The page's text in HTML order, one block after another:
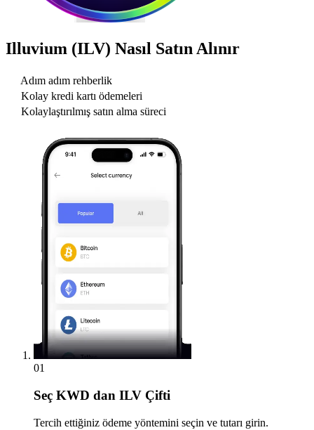
Illuvium (ILV) Nasıl Satın Alınır
Adım adım rehberlik
Kolay kredi kartı ödemeleri
Kolaylaştırılmış satın alma süreci
01
Seç KWD dan ILV Çifti
Tercih ettiğiniz ödeme yöntemini seçin ve tutarı girin.